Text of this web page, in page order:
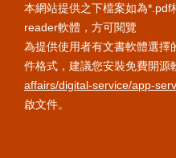
本網站提供之下檔案如為
reader軟體，方可閱覽
為提供使用者有文書軟體選擇
件格式，建議您安裝免費開源
affairs/digital-service/app-
啟文件。